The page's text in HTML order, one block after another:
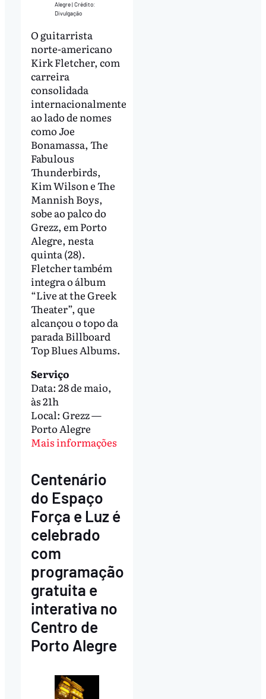
Alegre | Crédito:
Divulgação
O guitarrista
norte-americano
Kirk Fletcher, com
carreira
consolidada
internacionalmente
ao lado de nomes
como Joe
Bonamassa, The
Fabulous
Thunderbirds,
Kim Wilson e The
Mannish Boys,
sobe ao palco do
Grezz, em Porto
Alegre, nesta
quinta (28).
Fletcher também
integra o álbum
“Live at the Greek
Theater”, que
alcançou o topo da
parada Billboard
Top Blues Albums.
Serviço
Data: 28 de maio,
às 21h
Local: Grezz —
Porto Alegre
Mais informações
Centenário
do Espaço
Força e Luz é
celebrado
com
programação
gratuita e
interativa no
Centro de
Porto Alegre